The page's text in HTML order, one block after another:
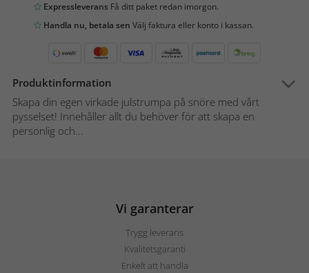
Expressleverans Få ditt paket redan imorgon.
Handla nu, betala sen Välj faktura eller konto i kassan.
Produktinformation
Skapa din egen virkade julstrumpa på snöre med vårt
pysselset! Innehåller allt du behöver för att skapa en
personlig och...
Vi garanterar
Trygg leverans
Kvalitetsgaranti
Enkelt att handla